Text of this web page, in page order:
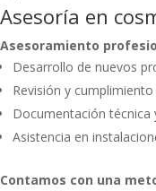
Asesoría en
Asesoramiento
Desarrollo de nuevos
Revisión y
Documentación técnica
Asistencia en
Contamos con una